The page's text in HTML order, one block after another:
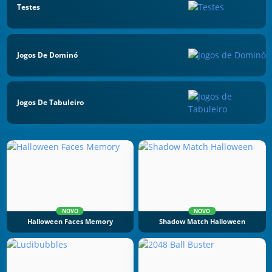
Testes
Jogos De Dominó
Jogos De Tabuleiro
NOVO
Halloween Faces Memory
NOVO
Shadow Match Halloween